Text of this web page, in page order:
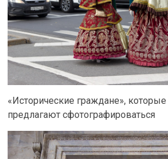
«Исторические граждане», которые
предлагают сфотографироваться